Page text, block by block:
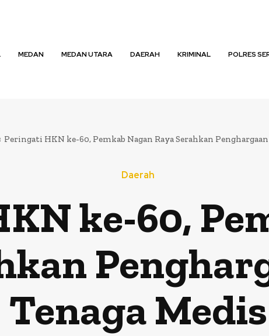
MEDAN MEDAN UTARA DAERAH KRIMINAL POLRES
Peringati HKN ke-60, Pemkab Nagan Raya Serahkan
Daerah
ke-60,
Tenaga Medis